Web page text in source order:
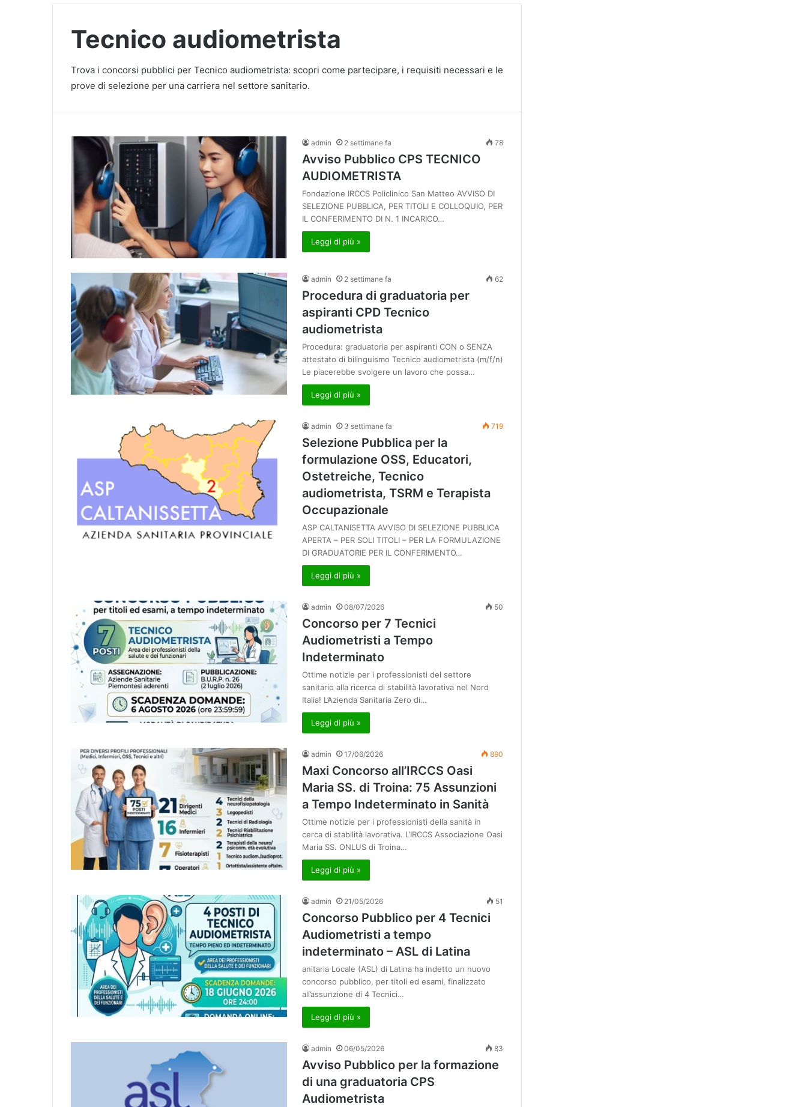
Tecnico audiometrista
Trova i concorsi pubblici per Tecnico audiometrista: scopri come partecipare, i requisiti necessari e le
prove di selezione per una carriera nel settore sanitario.
admin 2 settimane fa 78
Avviso Pubblico CPS TECNICO
AUDIOMETRISTA
Fondazione IRCCS Policlinico San Matteo AVVISO DI
SELEZIONE PUBBLICA, PER TITOLI E COLLOQUIO, PER
IL CONFERIMENTO DI N. 1 INCARICO…
Leggi di più »
admin 2 settimane fa 62
Procedura di graduatoria per
aspiranti CPD Tecnico
audiometrista
Procedura: graduatoria per aspiranti CON o SENZA
attestato di bilinguismo Tecnico audiometrista (m/f/n)
Le piacerebbe svolgere un lavoro che possa…
Leggi di più »
admin 3 settimane fa 719
Selezione Pubblica per la
formulazione OSS, Educatori,
Ostetreiche, Tecnico
audiometrista, TSRM e Terapista
Occupazionale
ASP CALTANISETTA AVVISO DI SELEZIONE PUBBLICA
APERTA – PER SOLI TITOLI – PER LA FORMULAZIONE
DI GRADUATORIE PER IL CONFERIMENTO…
Leggi di più »
admin 08/07/2026 50
Concorso per 7 Tecnici
Audiometristi a Tempo
Indeterminato
Ottime notizie per i professionisti del settore
sanitario alla ricerca di stabilità lavorativa nel Nord
Italia! L’Azienda Sanitaria Zero di…
Leggi di più »
admin 17/06/2026 890
Maxi Concorso all’IRCCS Oasi
Maria SS. di Troina: 75 Assunzioni
a Tempo Indeterminato in Sanità
Ottime notizie per i professionisti della sanità in
cerca di stabilità lavorativa. L’IRCCS Associazione Oasi
Maria SS. ONLUS di Troina…
Leggi di più »
admin 21/05/2026 51
Concorso Pubblico per 4 Tecnici
Audiometristi a tempo
indeterminato – ASL di Latina
anitaria Locale (ASL) di Latina ha indetto un nuovo
concorso pubblico, per titoli ed esami, finalizzato
all’assunzione di 4 Tecnici…
Leggi di più »
admin 06/05/2026 83
Avviso Pubblico per la formazione
di una graduatoria CPS
Audiometrista